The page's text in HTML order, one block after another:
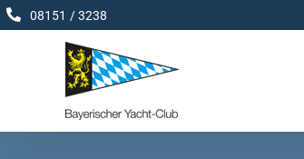
Zum
Inhalt
08151 / 3238